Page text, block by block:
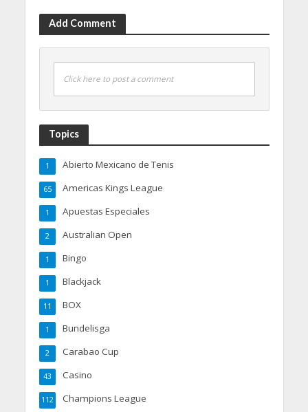
Add Comment
Click here to post a comment
Topics
Abierto Mexicano de Tenis
1
Americas Kings League
65
Apuestas Especiales
1
Australian Open
2
Bingo
1
Blackjack
1
BOX
11
Bundelisga
1
Carabao Cup
2
Casino
43
Champions League
112